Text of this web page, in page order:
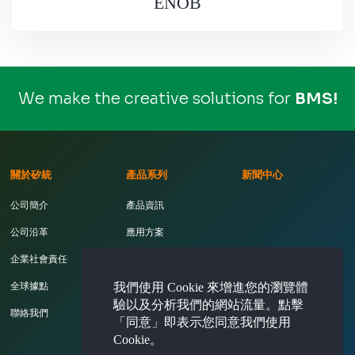
We make the creative solutions for BMS!
關於矽統
公司簡介
公司沿革
企業社會責任
全球據點
聯絡我們
產品系列
產品資訊
應用方案
新聞中心
我們使用 Cookie 來增進您的瀏覽體
驗以及分析我們的網站流量。點擊
「同意」即表示您同意我們使用
Cookie。